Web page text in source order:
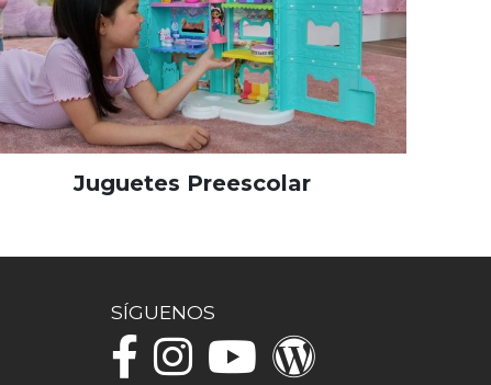
Juguetes Preescolar
SÍGUENOS